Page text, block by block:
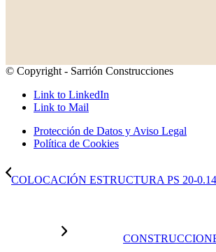
© Copyright - Sarrión Construcciones
Link to LinkedIn
Link to Mail
Protección de Datos y Aviso Legal
Política de Cookies
COLOCACIÓN ESTRUCTURA PS 20-